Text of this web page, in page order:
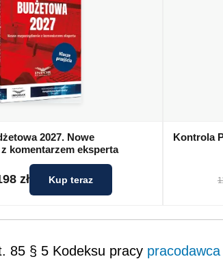
2027. Nowe
komentarzem eksperta
zł Kup teraz
Kontrola
85 § 5 Kodeksu pracy pracodawca